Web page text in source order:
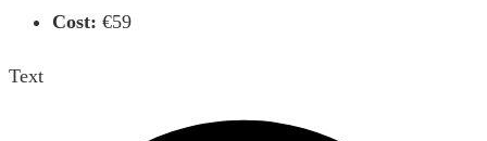
Cost: €59
Text